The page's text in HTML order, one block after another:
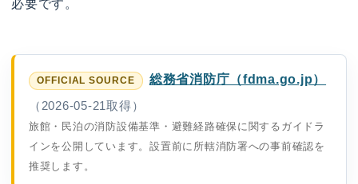
必要です。
総務省消防庁（fdma.go.jp）
（2026-05-21取得）
旅館・民泊の消防設備基準・避難経路確保に関するガイドラ
インを公開しています。設置前に所轄消防署への事前確認を
推奨します。